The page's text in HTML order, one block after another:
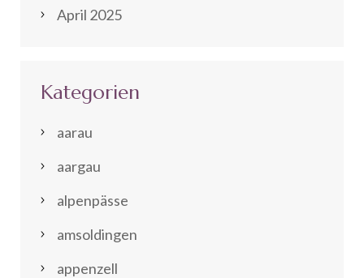
April 2025
Kategorien
aarau
aargau
alpenpässe
amsoldingen
appenzell